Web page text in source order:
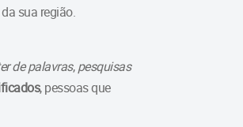
sua região.
de palavras, pesquisas
, pessoas que